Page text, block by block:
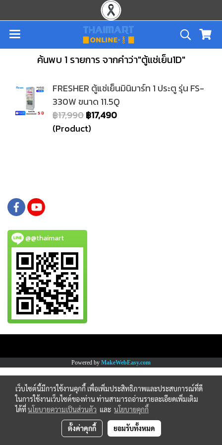
ค้นพบ 1 รายการ จากคำว่า"ตู้แช่เย็น1D"
FRESHER ตู้แช่เย็นมินิมาร์ท 1 ประตู รุ่น FS-
330W ขนาด 11.5Q
฿17,990฿17,490
(Product)
@@thaimart
Powered by MakeWebEasy.com
เว็บไซต์นี้มีการใช้งานคุกกี้ เพื่อเพิ่มประสิทธิภาพและประสบการณ์ที่ดี
ในการใช้งานเว็บไซต์ของท่าน ท่านสามารถอ่านรายละเอียดเพิ่มเติม
ได้ที่นโยบายความเป็นส่วนตัว และ นโยบายคุกกี้
ตั้งค่าคุกกี้ ยอมรับทั้งหมด